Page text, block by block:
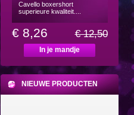
Cavello boxershort
superieure kwaliteit....
€ 8,26 € 12,50
In je mandje
NIEUWE PRODUCTEN